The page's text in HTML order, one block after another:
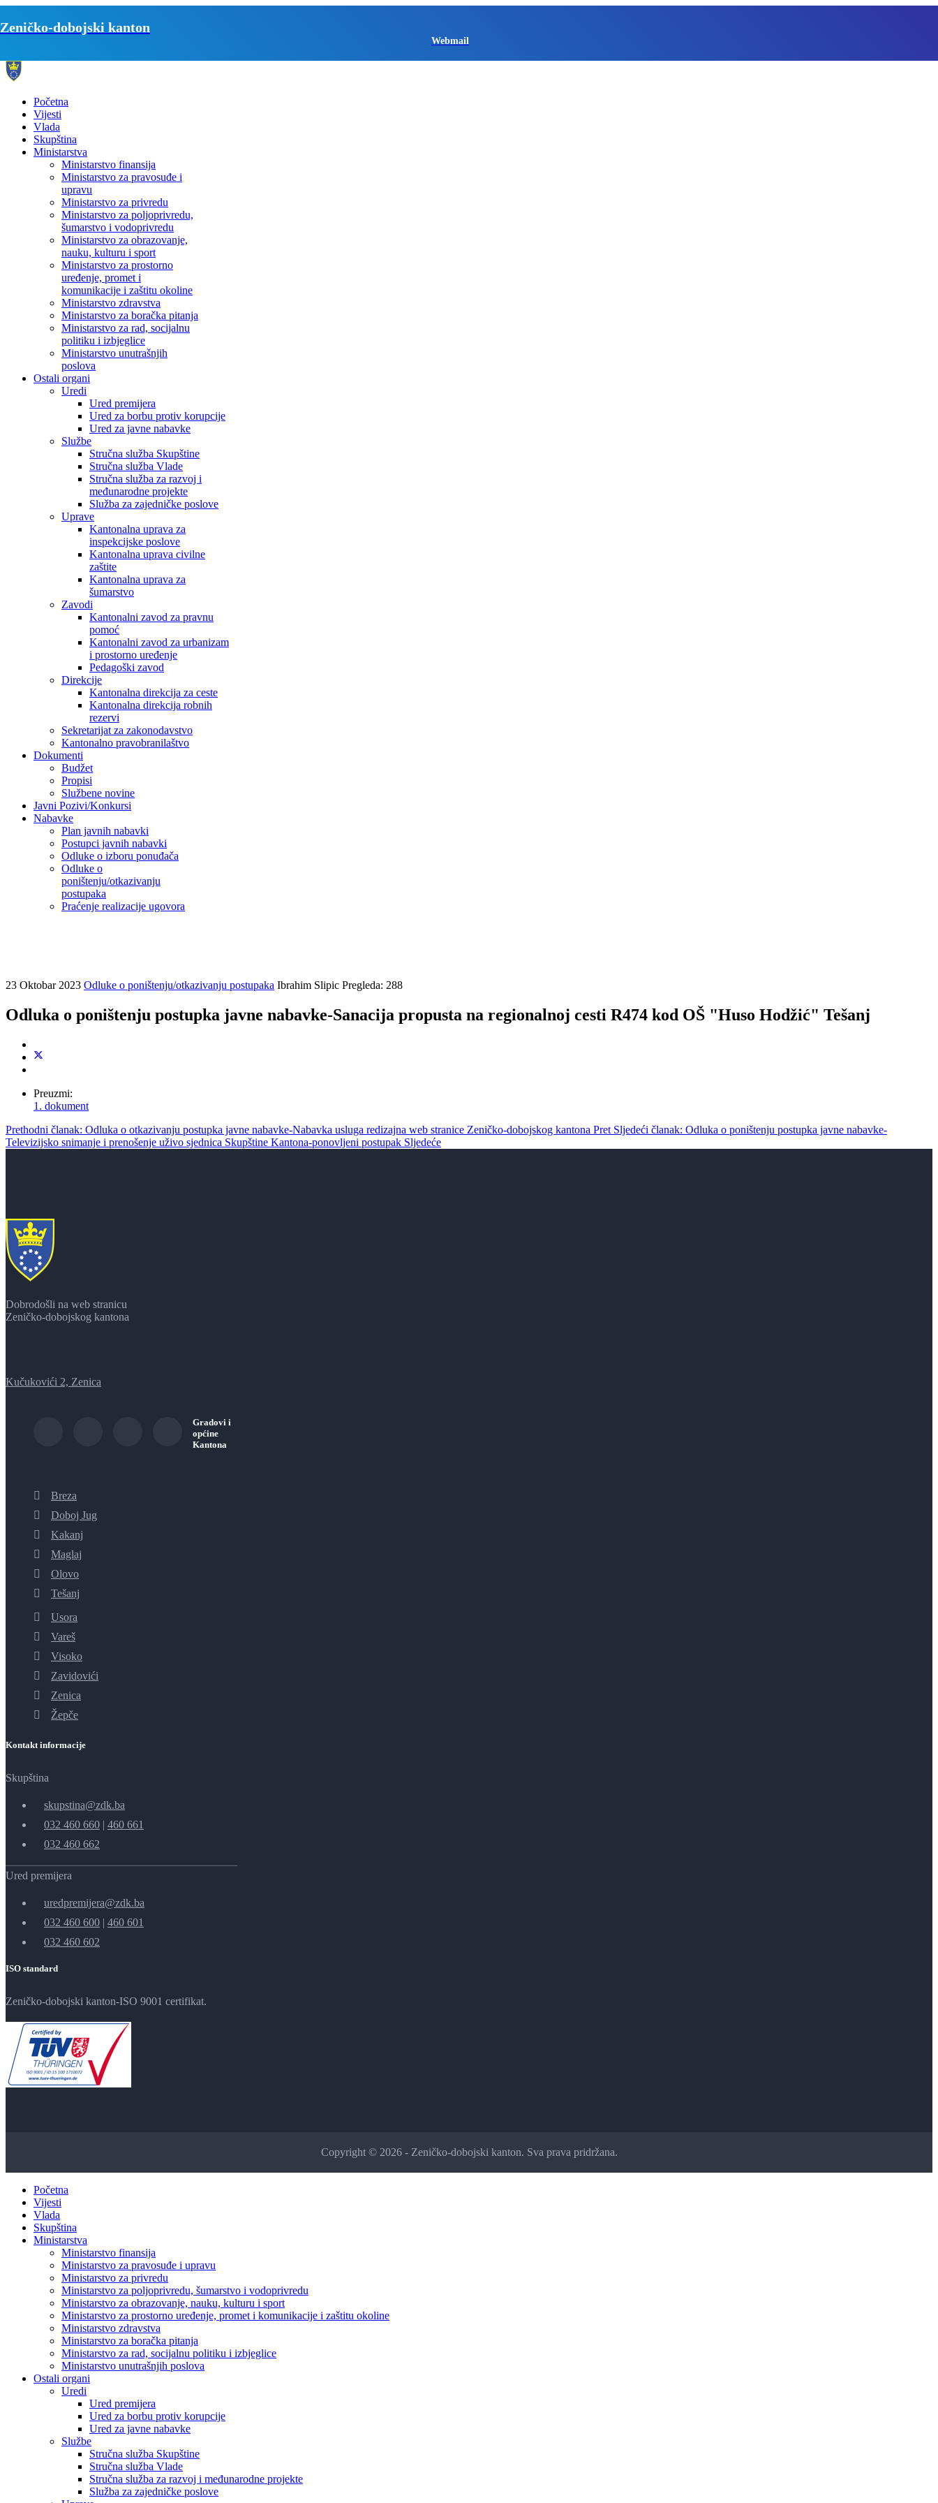
Zeničko-dobojski kanton
Webmail
Početna
Vijesti
Vlada
Skupština
Ministarstva
Ministarstvo finansija
Ministarstvo za pravosuđe i
upravu
Ministarstvo za privredu
Ministarstvo za poljoprivredu,
šumarstvo i vodoprivredu
Ministarstvo za obrazovanje,
nauku, kulturu i sport
Ministarstvo za prostorno
uređenje, promet i
komunikacije i zaštitu okoline
Ministarstvo zdravstva
Ministarstvo za boračka pitanja
Ministarstvo za rad, socijalnu
politiku i izbjeglice
Ministarstvo unutrašnjih
poslova
Ostali organi
Uredi
Ured premijera
Ured za borbu protiv korupcije
Ured za javne nabavke
Službe
Stručna služba Skupštine
Stručna služba Vlade
Stručna služba za razvoj i
međunarodne projekte
Služba za zajedničke poslove
Uprave
Kantonalna uprava za
inspekcijske poslove
Kantonalna uprava civilne
zaštite
Kantonalna uprava za
šumarstvo
Zavodi
Kantonalni zavod za pravnu
pomoć
Kantonalni zavod za urbanizam
i prostorno uređenje
Pedagoški zavod
Direkcije
Kantonalna direkcija za ceste
Kantonalna direkcija robnih
rezervi
Sekretarijat za zakonodavstvo
Kantonalno pravobranilaštvo
Dokumenti
Budžet
Propisi
Službene novine
Javni Pozivi/Konkursi
Nabavke
Plan javnih nabavki
Postupci javnih nabavki
Odluke o izboru ponuđača
Odluke o
poništenju/otkazivanju
postupaka
Praćenje realizacije ugovora
23 Oktobar 2023 Odluke o poništenju/otkazivanju postupaka Ibrahim Slipic Pregleda: 288
Odluka o poništenju postupka javne nabavke-Sanacija propusta na regionalnoj cesti R474 kod OŠ "Huso Hodžić" Tešanj
Preuzmi:
1. dokument
Prethodni članak: Odluka o otkazivanju postupka javne nabavke-Nabavka usluga redizajna web stranice Zeničko-dobojskog kantona Pret Sljedeći članak: Odluka o poništenju postupka javne nabavke-
Televizijsko snimanje i prenošenje uživo sjednica Skupštine Kantona-ponovljeni postupak Sljedeće
Dobrodošli na web stranicu
Zeničko-dobojskog kantona
Kučukovići 2, Zenica
Gradovi i
općine
Kantona
Breza
Doboj Jug
Kakanj
Maglaj
Olovo
Tešanj
Usora
Vareš
Visoko
Zavidovići
Zenica
Žepče
Kontakt informacije
Skupština
skupstina@zdk.ba
032 460 660 | 460 661
032 460 662
Ured premijera
uredpremijera@zdk.ba
032 460 600 | 460 601
032 460 602
ISO standard
Zeničko-dobojski kanton-ISO 9001 certifikat.
Copyright © 2026 - Zeničko-dobojski kanton. Sva prava pridržana.
Početna
Vijesti
Vlada
Skupština
Ministarstva
Ministarstvo finansija
Ministarstvo za pravosuđe i upravu
Ministarstvo za privredu
Ministarstvo za poljoprivredu, šumarstvo i vodoprivredu
Ministarstvo za obrazovanje, nauku, kulturu i sport
Ministarstvo za prostorno uređenje, promet i komunikacije i zaštitu okoline
Ministarstvo zdravstva
Ministarstvo za boračka pitanja
Ministarstvo za rad, socijalnu politiku i izbjeglice
Ministarstvo unutrašnjih poslova
Ostali organi
Uredi
Ured premijera
Ured za borbu protiv korupcije
Ured za javne nabavke
Službe
Stručna služba Skupštine
Stručna služba Vlade
Stručna služba za razvoj i međunarodne projekte
Služba za zajedničke poslove